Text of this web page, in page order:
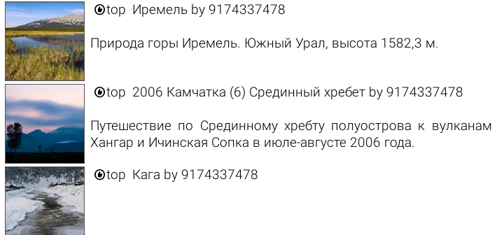
top Иремель by 9174337478
Природа горы Иремель. Южный Урал, высота 1582,3 м.
top 2006 Камчатка (6) Срединный хребет by 9174337478
Путешествие по Срединному хребту полуострова к вулканам
Хангар и Ичинская Сопка в июле-августе 2006 года.
top Кага by 9174337478